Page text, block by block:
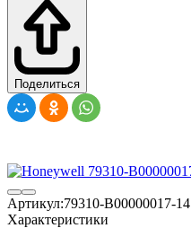
Поделиться
Артикул:79310-B00000017-14
Характеристики